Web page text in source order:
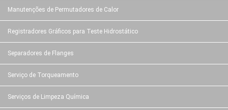
Manutenções de Permutadores de Calor
Registradores Gráficos para Teste Hidrostático
Separadores de Flanges
Serviço de Torqueamento
Serviços de Limpeza Química